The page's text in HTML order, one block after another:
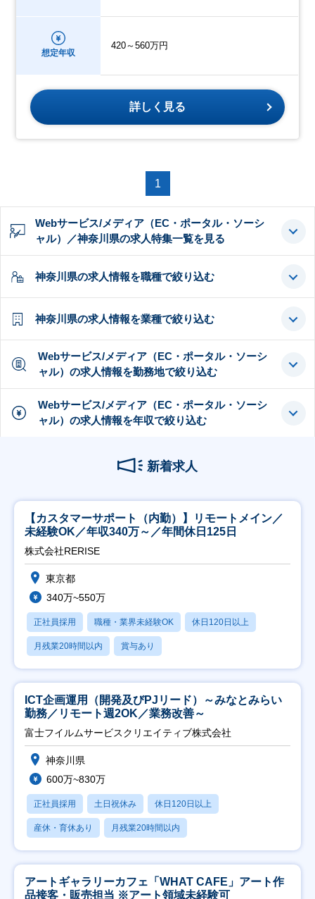
想定年収
420～560万円
詳しく見る
1
Webサービス/メディア（EC・ポータル・ソーシ
ャル）／神奈川県の求人特集一覧を見る
神奈川県の求人情報を職種で絞り込む
神奈川県の求人情報を業種で絞り込む
Webサービス/メディア（EC・ポータル・ソーシ
ャル）の求人情報を勤務地で絞り込む
Webサービス/メディア（EC・ポータル・ソーシ
ャル）の求人情報を年収で絞り込む
新着求人
【カスタマーサポート（内勤）】リモートメイン／
未経験OK／年収340万～／年間休日125日
株式会社RERISE
東京都
340万~550万
正社員採用 職種・業界未経験OK 休日120日以上
月残業20時間以内 賞与あり
ICT企画運用（開発及びPJリード）～みなとみらい
勤務／リモート週2OK／業務改善～
富士フイルムサービスクリエイティブ株式会社
神奈川県
600万~830万
正社員採用 土日祝休み 休日120日以上
産休・育休あり 月残業20時間以内
アートギャラリーカフェ「WHAT CAFE」アート作
品接客・販売担当 ※アート領域未経験可